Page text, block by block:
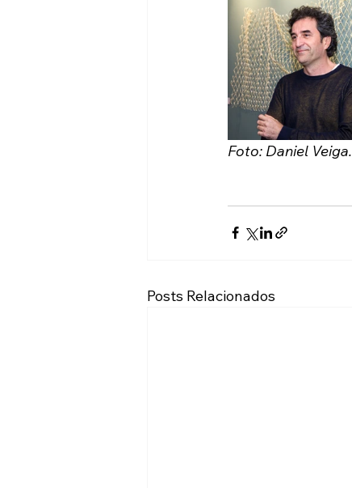
Foto: Daniel Veiga.
Posts Relacionados